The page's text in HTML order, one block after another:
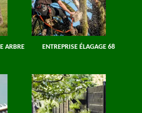
ARBRE
ENTREPRISE ÉLAGAGE 68